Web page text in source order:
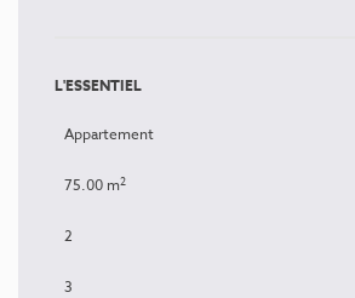
L'ESSENTIEL
Appartement
75.00 m2
2
3